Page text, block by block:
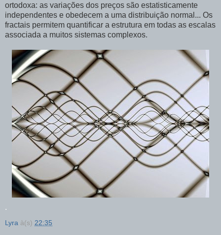
ortodoxa: as variações dos preços são estatisticamente
independentes e obedecem a uma distribuição normal... Os
fractais permitem quantificar a estrutura em todas as escalas
associada a muitos sistemas complexos.
.
Lyra à(s) 22:35